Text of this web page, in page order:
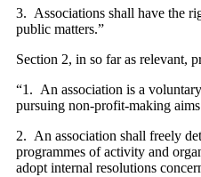
3. Associations shall have the
public matters.”
Section 2, in so far as relevant,
“1. An association is a
pursuing non-profit-making
2. An association shall freely
programmes of activity and
adopt internal resolutions